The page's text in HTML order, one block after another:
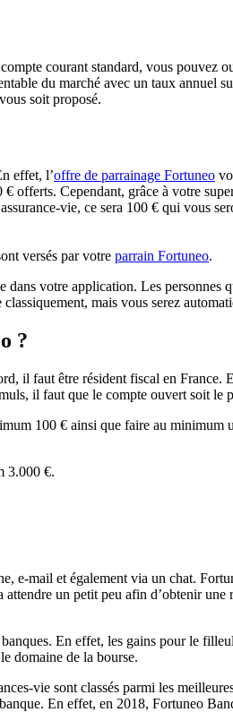
courant standard, vous
du marché avec un taux
soit proposé.
effet, l’offre de parrainage Fortuneo
offerts. Cependant, grâce à votre
vie, ce sera 100 € qui vous
versés par votre parrain Fortuneo.
votre application. Les personnes
mais vous serez
?
il faut être résident fiscal en
il faut que le compte ouvert soit le
100 € ainsi que faire au
3.000 €.
e-mail et également via un chat.
un petit peu afin d’obtenir
En effet, les gains pour le
domaine de la bourse.
vie sont classés parmi les
En effet, en 2018, Fortuneo